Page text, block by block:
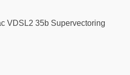
VDSL2 35b Supervectoring